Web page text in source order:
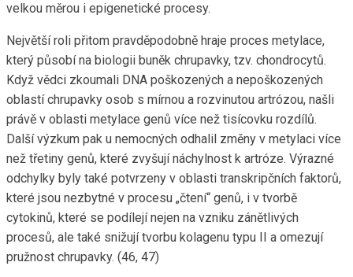
velkou měrou i epigenetické procesy.
Největší roli přitom pravděpodobně hraje proces metylace,
který působí na biologii buněk chrupavky, tzv. chondrocytů.
Když vědci zkoumali DNA poškozených a nepoškozených
oblastí chrupavky osob s mírnou a rozvinutou artrózou, našli
právě v oblasti metylace genů více než tisícovku rozdílů.
Další výzkum pak u nemocných odhalil změny v metylaci více
než třetiny genů, které zvyšují náchylnost k artróze. Výrazné
odchylky byly také potvrzeny v oblasti transkripčních faktorů,
které jsou nezbytné v procesu „čtení“ genů, i v tvorbě
cytokinů, které se podílejí nejen na vzniku zánětlivých
procesů, ale také snižují tvorbu kolagenu typu II a omezují
pružnost chrupavky. (46, 47)